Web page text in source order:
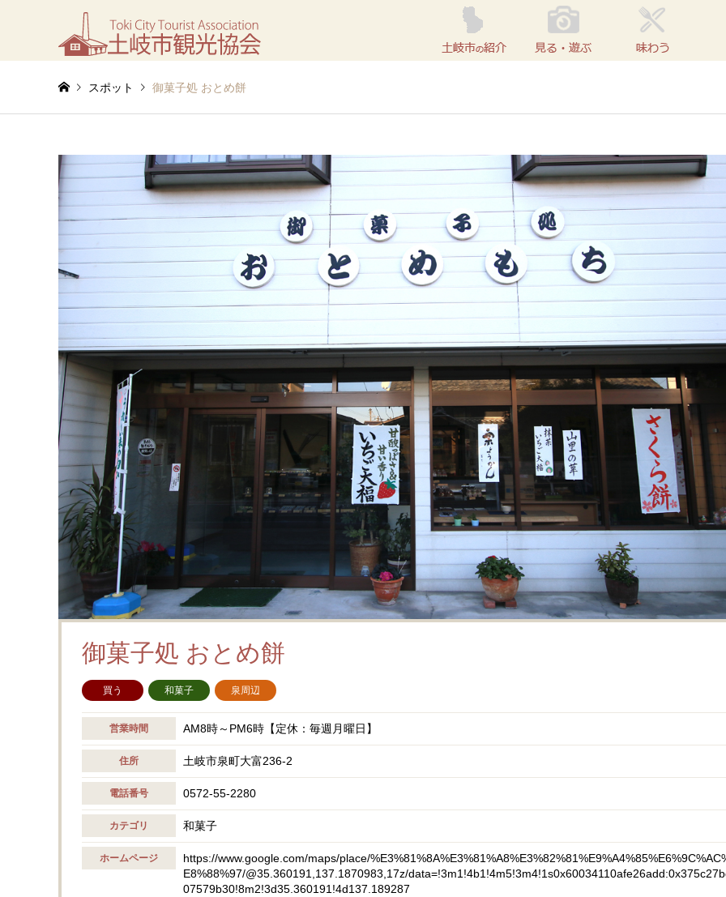
スポット 御菓子処 おとめ餅
御菓子処 おとめ餅
買う 和菓子 泉周辺
営業時間 AM8時～PM6時【定休：毎週月曜日】
住所 土岐市泉町大富236-2
電話番号 0572-55-2280
カテゴリ 和菓子
ホームページ
https://www.google.com/maps/place/
E8%88%97/@35.360191,137.1870983,17z/
07579b30!8m2!3d35.360191!4d137.189287